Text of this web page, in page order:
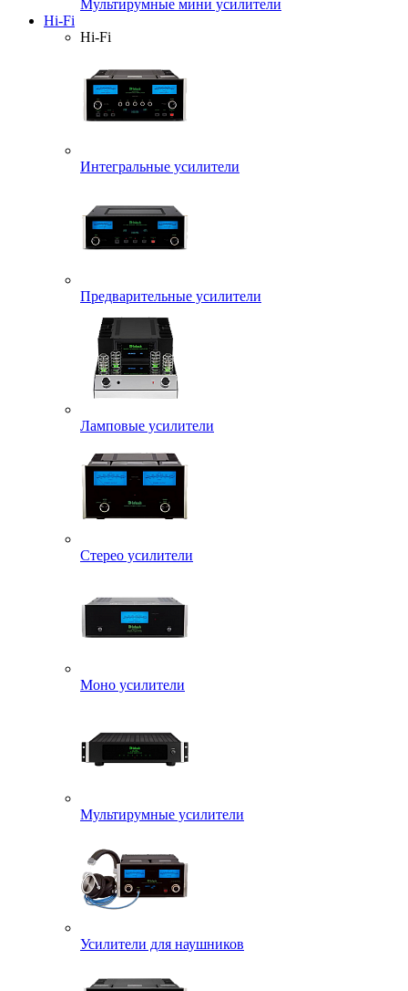
Мультирумные мини усилители
Hi-Fi
Hi-Fi
Интегральные усилители
Предварительные усилители
Ламповые усилители
Стерео усилители
Моно усилители
Мультирумные усилители
Усилители для наушников